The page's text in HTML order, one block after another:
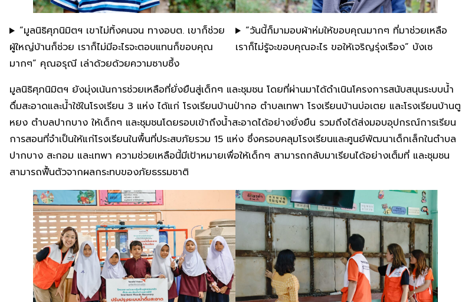
“มูลนิธิศุภนิมิตฯ เขาไม่ทิ้งคนจน ทางอบต. เขาก็ช่วย
ผู้ใหญ่บ้านก็ช่วย เราก็ไม่มีอะไรจะตอบแทนก็ขอบคุณ
มากๆ” คุณอรุณี เล่าด้วยด้วยความซาบซึ้ง
“วันนี้ก็มามอบผ้าห่มให้ขอบคุณมากๆ ที่มาช่วยเหลือ
เราก็ไม่รู้จะขอบคุณอะไร ขอให้เจริญรุ่งเรือง” บังเซ
มูลนิธิศุภนิมิตฯ ยังมุ่งเน้นการช่วยเหลือที่ยั่งยืนสู่เด็กๆ และชุมชน โดยที่ผ่านมาได้ดำเนินโครงการสนับสนุนระบบน้ำ
ดื่มสะอาดและน้ำใช้ในโรงเรียน 3 แห่ง ได้แก่ โรงเรียนบ้านป่ากอ ตำบลเทพา โรงเรียนบ้านบ่อเตย และโรงเรียนบ้านตู
หยง ตำบลปากบาง ให้เด็กๆ และชุมชนโดยรอบเข้าถึงน้ำสะอาดได้อย่างยั่งยืน รวมถึงได้ส่งมอบอุปกรณ์การเรียน
การสอนที่จำเป็นให้แก่โรงเรียนในพื้นที่ประสบภัยรวม 15 แห่ง ซึ่งครอบคลุมโรงเรียนและศูนย์พัฒนาเด็กเล็กในตำบล
ปากบาง สะกอม และเทพา ความช่วยเหลือนี้มีเป้าหมายเพื่อให้เด็กๆ สามารถกลับมาเรียนได้อย่างเต็มที่ และชุมชน
สามารถฟื้นตัวจากผลกระทบของภัยธรรมชาติ